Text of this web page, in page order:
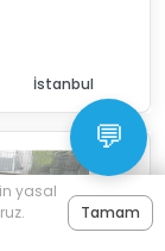
İstanbul
💬
yasal
Tamam